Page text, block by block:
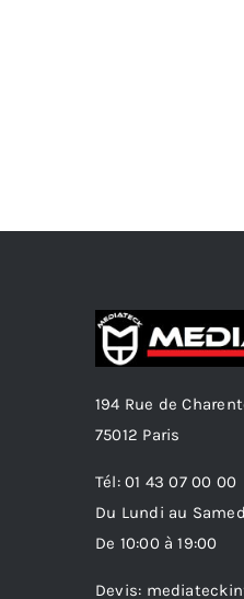
194 Rue de
75012 Paris
Tél: 01 43 07 00 00
Du Lundi au
De 10:00 à 19:00
Devis: